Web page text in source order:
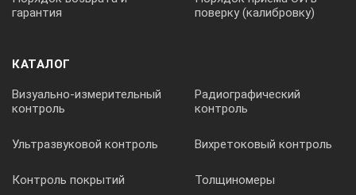
гарантия
поверку (калибровку)
КАТАЛОГ
Визуально-измерительный
контроль
Радиографический
контроль
Ультразвуковой контроль Вихретоковый контроль
Контроль покрытий Толщиномеры